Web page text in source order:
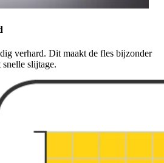
verhard. Dit maakt de fles bijzonder
slijtage.